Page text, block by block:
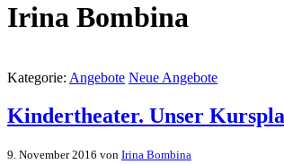
Irina Bombina
Kategorie: Angebote Neue Angebote
Kindertheater. Unser
9. November 2016 von Irina Bombina